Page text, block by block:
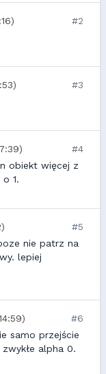
#2
#3
#4
obiekt więcej z
1.
#5
nie patrz na
lepiej
#6
samo przejście
alpha 0.